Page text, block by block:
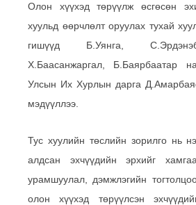
Олон хүүхэд төрүүлж өсгөсөн
хуульд өөрчлөлт оруулах тухай
гишүүд Б.Уянга,
Х.Баасанжаргал, Б.Баярбаатар
Улсын Их Хурлын дарга
мэдүүллээ.
Тус хуулийн төслийн зорилго нь
алдсан эхчүүдийн эрхийг
урамшуулал, дэмжлэгийн
олон хүүхэд төрүүлсэн